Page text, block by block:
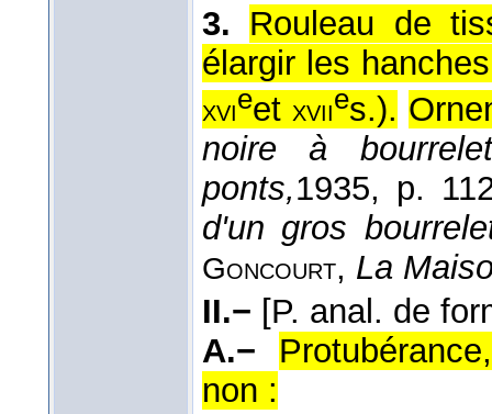
3. Rouleau de
élargir les
xvieet xviies.).
noire à bourrelet
ponts,1935, p.
d'un gros
Goncourt, La
II.− [P. anal. de
A.−
non :